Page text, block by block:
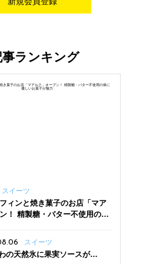
事ランキング
スイーツ
ィンと焼き菓子のお店「マア
！ 精製糖・バター不使用の体
スイーツ
の天然氷に果実ソースがた